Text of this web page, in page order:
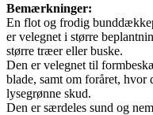
Bemærkninger:
En flot og frodig
er velegnet i større
større træer eller buske.
Den er velegnet til
blade, samt om foråret, hvor
lysegrønne skud.
Den er særdeles sund og